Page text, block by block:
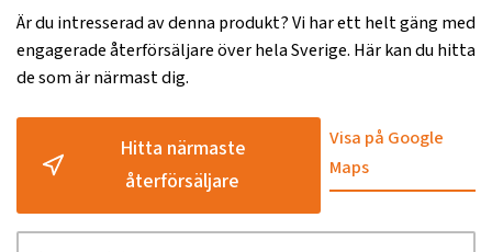
Är du intresserad av denna produkt? Vi har ett helt gäng med
engagerade återförsäljare över hela Sverige. Här kan du hitta
de som är närmast dig.
Hitta närmaste
återförsäljare
Visa på Google
Maps